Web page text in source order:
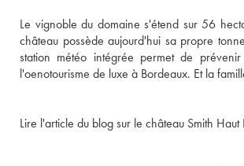
Le vignoble du domaine s'étend sur 56
château possède aujourd'hui sa propre
station météo intégrée permet de
l'oenotourisme de luxe à Bordeaux. Et la
Lire l'article du blog sur le château Smith Haut